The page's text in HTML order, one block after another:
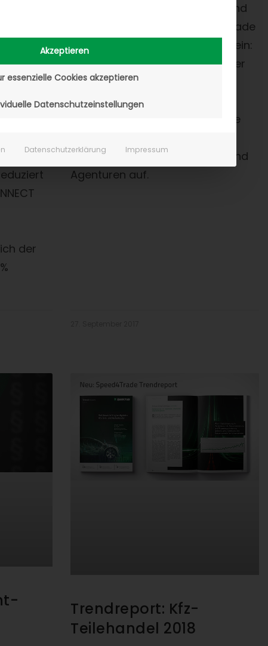
Der
hohen
der
Vorjahresevent „ERP Partner- und
Entwicklertag“ läutet Speed4Trade
die nächste Entwicklungsstufe ein:
Die FUTURE DAYS 2017 im Oktober
warten mit interessanten
Vorträgen und Workshops für
Partner und Partnerinteressierte
Shopsystemen, Marktplätzen und
Agenturen auf.
Trendreport: Kfz-
Teilehandel 2018
Akzeptieren
essenzielle Cookies akzeptieren
Datenschutzeinstellungen
Datenschutzerklärung Impressum